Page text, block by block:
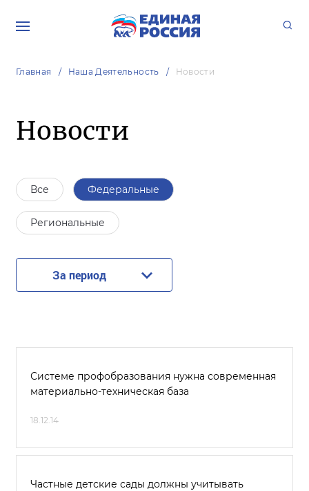
Главная Наша Деятельность Новости
Новости
Все Федеральные
Региональные
За период
Системе профобразования нужна современная
материально-техническая база
18.12.14
Частные детские сады должны учитывать